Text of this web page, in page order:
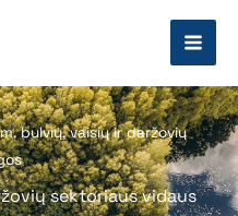
bulvių, vaisių ir daržovių
sektoriaus vidaus